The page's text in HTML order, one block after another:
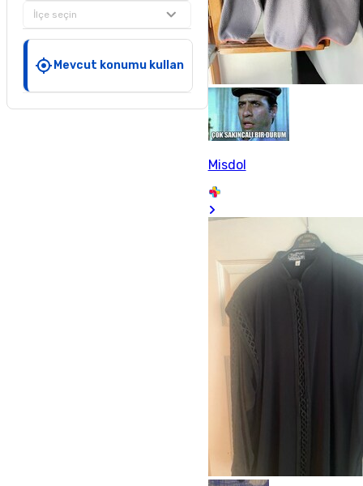
İlçe seçin
Mevcut konumu kullan
Misdol